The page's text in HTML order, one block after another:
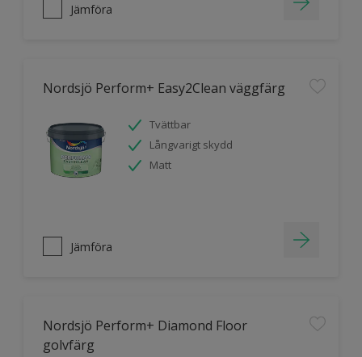
Jämföra
Nordsjö Perform+ Easy2Clean väggfärg
Tvättbar
Långvarigt skydd
Matt
Jämföra
Nordsjö Perform+ Diamond Floor
golvfärg